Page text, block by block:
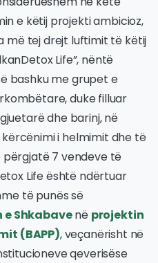
e këtij projekti ambicioz,
më tej drejt luftimit të këtij
Life”, nëntë
bashku me grupet e
duke filluar
dhe barinj, në
i helmimit dhe të
7 vendeve të
Life është ndërtuar
të punës së
Shkabavenë projektin
(BAPP), veçanërisht në
qeverisëse